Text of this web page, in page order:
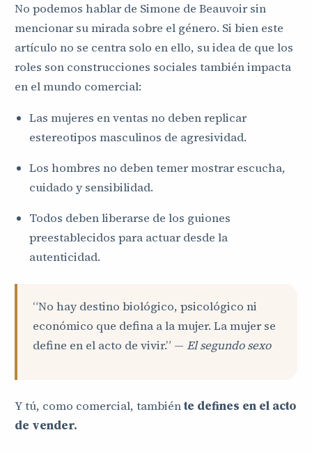
No podemos hablar de Simone de Beauvoir sin
mencionar su mirada sobre el género. Si bien este
artículo no se centra solo en ello, su idea de que los
roles son construcciones sociales también impacta
en el mundo comercial:
Las mujeres en ventas no deben replicar
estereotipos masculinos de agresividad.
Los hombres no deben temer mostrar escucha,
cuidado y sensibilidad.
Todos deben liberarse de los guiones
preestablecidos para actuar desde la
autenticidad.
“No hay destino biológico, psicológico ni
económico que defina a la mujer. La mujer se
define en el acto de vivir.” —El segundo sexo
Y tú, como comercial, tambiénte defines en el acto
de vender.